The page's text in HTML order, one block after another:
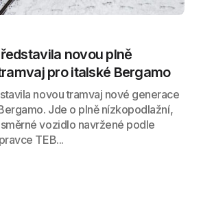
novou plně
pro italské Bergamo
novou tramvaj nové generace
Jde o plně nízkopodlažní,
vozidlo navržené podle
TEB...